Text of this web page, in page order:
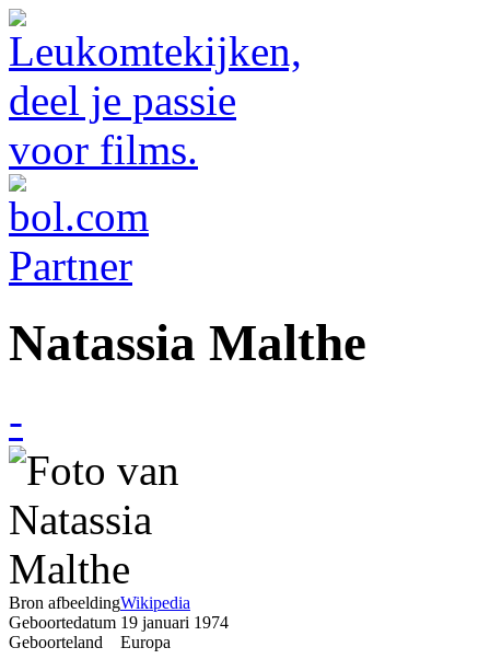
Natassia Malthe
-
Bron afbeeldingWikipedia
Geboortedatum 19 januari 1974
Geboorteland
Europa